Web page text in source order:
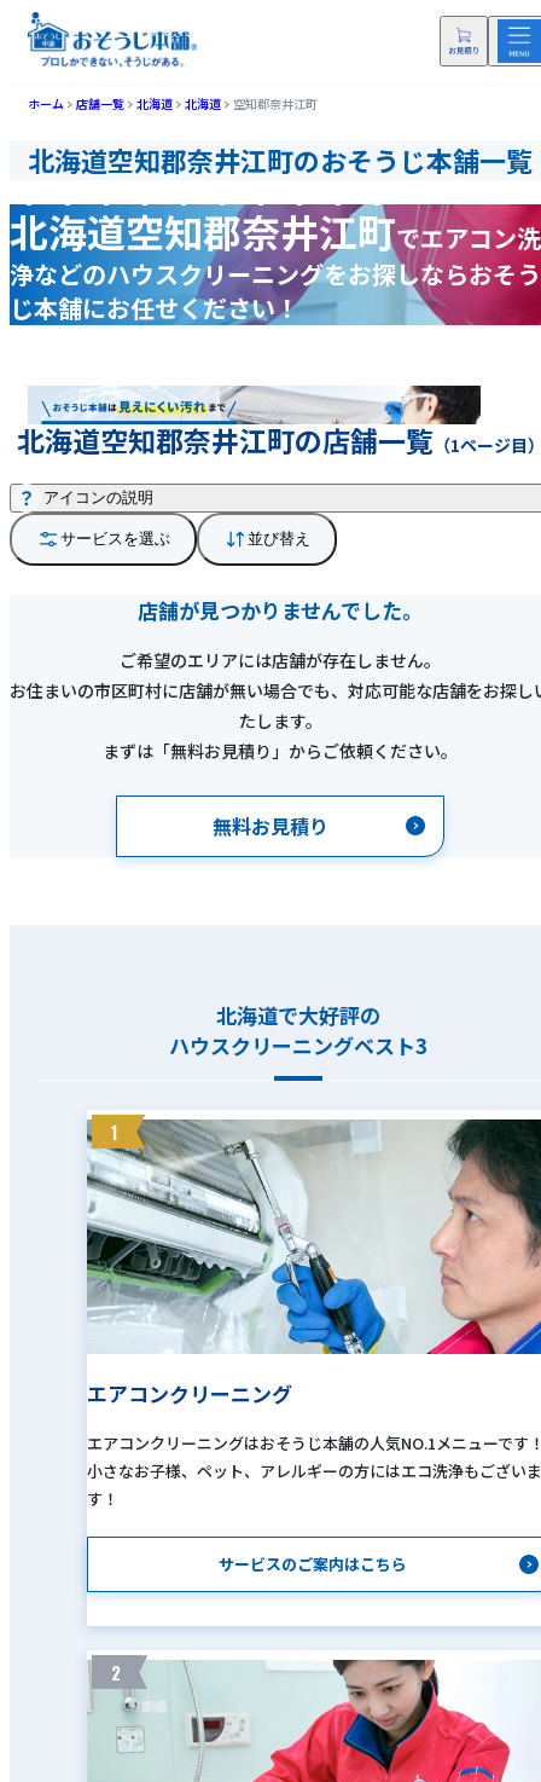
ホーム 店舗一覧 北海道 北海道 空知郡奈井江町
北海道空知郡奈井江町のおそうじ本舗一覧
北海道空知郡奈井江町でエアコン洗
浄などのハウスクリーニングをお探しならおそう
じ本舗にお任せください！
北海道空知郡奈井江町の店舗一覧 （1ページ目
サービスを選ぶ 並び替え
アイコンの説明
店舗が見つかりませんでした。
ご希望のエリアには店舗が存在しません。
お住まいの市区町村に店舗が無い場合でも、対応可能な店舗をお探し
たします。
まずは「無料お見積り」からご依頼ください。
無料お見積り
北海道で大好評の
ハウスクリーニングベスト3
1
エアコンクリーニング
エアコンクリーニングはおそうじ本舗の人気NO.1メニューです
小さなお子様、ペット、アレルギーの方にはエコ洗浄もございま
す！
サービスのご案内はこちら
2